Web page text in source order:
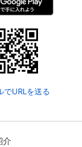
でURLを送る
介